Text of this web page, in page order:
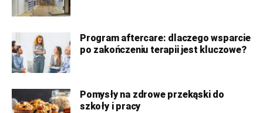
Program aftercare: dlaczego wsparcie
po zakończeniu terapii jest kluczowe?
Pomysły na zdrowe przekąski do
szkoły i pracy